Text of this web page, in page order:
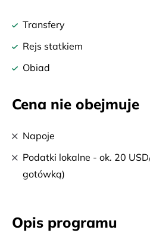
Transfery
Rejs statkiem
Obiad
Cena nie obejmuje
Napoje
Podatki lokalne - ok. 20
gotówką)
Opis programu